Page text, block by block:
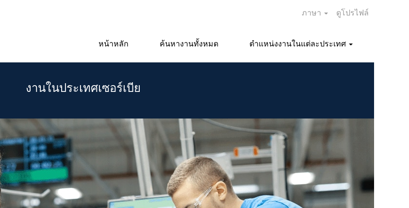
ภาษา ดูโปรไฟล์
หน้าหลัก ค้นหางานทั้งหมด ตำแหน่งงานในแต่ละประเทศ
งานในประเทศเซอร์เบีย